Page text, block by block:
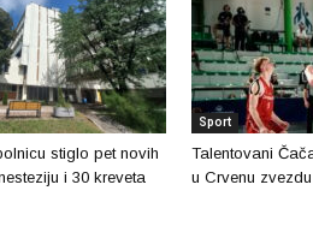
stiglo pet novih
i 30 kreveta
Sport
Talentovani
u Crvenu